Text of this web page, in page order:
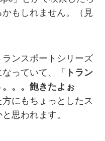
もしれません。（見
ンスポートシリーズ
っていて、「
トラン
。。飽きたよぉ
方にもちょっとしたス
思われます。